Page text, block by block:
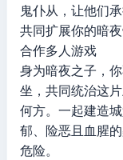
鬼仆从，让他们
共同扩展你的暗夜
合作多人游戏
身为暗夜之子，
坐，共同统治这
何方。一起建造
郁、险恶且血腥
危险。